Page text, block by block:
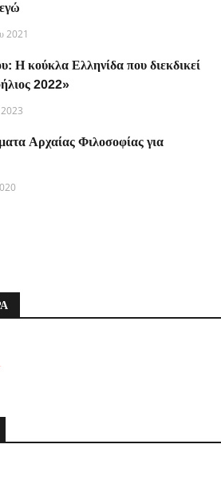
2021
Η κούκλα Ελληνίδα που διεκδικεί
2022»
2023
Αρχαίας Φιλοσοφίας για